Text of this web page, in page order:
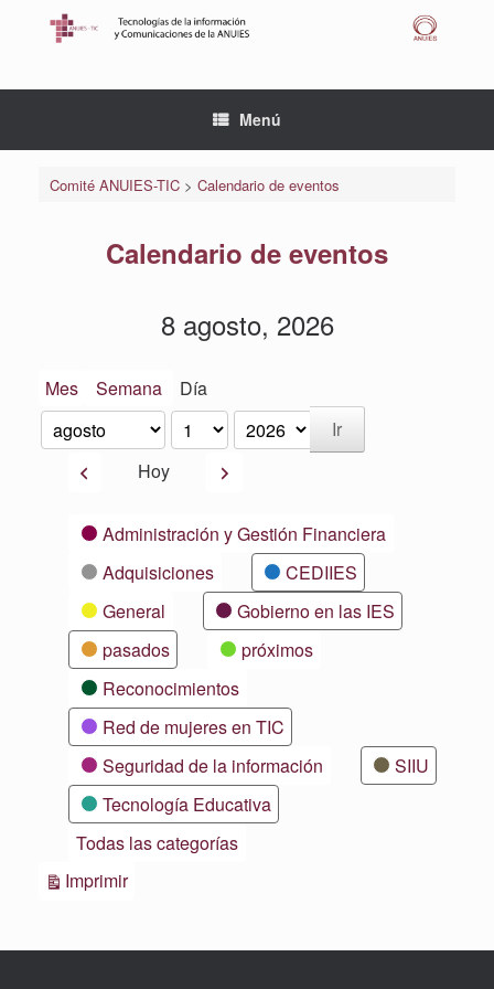
Menú
Comité ANUIES-TIC> Calendario de eventos
Calendario de eventos
8 agosto, 2026
Mes Semana Día
Mes
Día
Año
AnteriorHoy Siguiente
CategoríasAdministración y Gestión Financiera
Adquisiciones
CEDIIES
General
Gobierno en las IES
pasados
próximos
Reconocimientos
Red de mujeres en TIC
Seguridad de la información
SIIU
Tecnología Educativa
Todas las categorías
ImprimirVistas